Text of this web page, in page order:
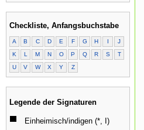
Checkliste, Anfangsbuchstabe
A B C D E F G H I
J
K
L M N O P Q R S
T
U
V W X Y Z
Legende der Signaturen
Einheimisch/indigen (*, I)